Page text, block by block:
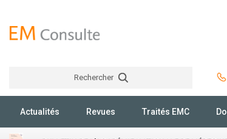
Rechercher
Actualités Revues Traités EMC